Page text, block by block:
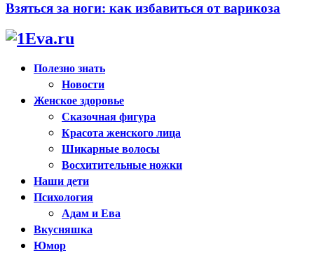
Взяться за ноги: как избавиться от варикоза
Полезно знать
Новости
Женское здоровье
Сказочная фигура
Красота женского лица
Шикарные волосы
Восхитительные ножки
Наши дети
Психология
Адам и Ева
Вкусняшка
Юмор